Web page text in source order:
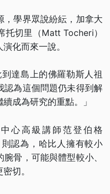
，學界眾說紛紜，加拿大
切里（Matt Tocheri）
化而來一說。
達島上的佛羅勒斯人祖
認為這個問題仍未得到解
成為研究的重點。」
心高級講師范登伯格
認為，哈比人擁有較小
骨，可能與體型較小、
切。